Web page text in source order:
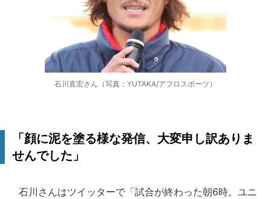
石川直宏さん（写真：YUTAKA/アフロスポーツ）
「顔に泥を塗る様な発信、大変申し訳ありま
せんでした」
石川さんはツイッターで「試合が終わった朝6時。ユニ